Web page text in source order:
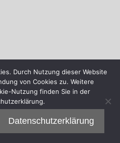
Durch Nutzung dieser Website
von Cookies zu. Weitere
Nutzung finden Sie in der
Datenschutzerklärung